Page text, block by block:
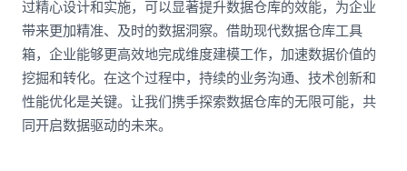
过精心设计和实施，可以显著提升数据仓库的效能，为企业
带来更加精准、及时的数据洞察。借助现代数据仓库工具
箱，企业能够更高效地完成维度建模工作，加速数据价值的
挖掘和转化。在这个过程中，持续的业务沟通、技术创新和
性能优化是关键。让我们携手探索数据仓库的无限可能，共
同开启数据驱动的未来。